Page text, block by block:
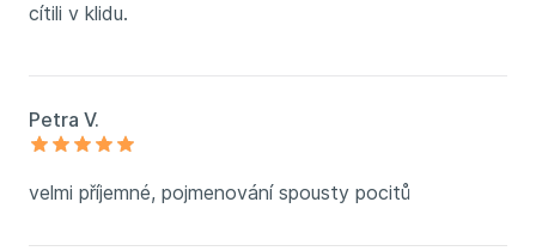
cítili v klidu.
Petra V.
velmi příjemné, pojmenování spousty pocitů